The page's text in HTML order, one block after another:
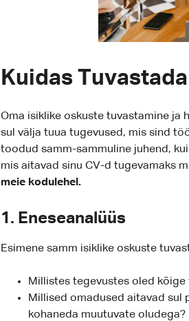
Kuidas
Oma isiklike oskuste tuvastamine ja
sul välja tuua tugevused, mis sind
toodud samm-sammuline juhend,
mis aitavad sinu CV-d tugevamaks
meie kodulehel.
1. Eneseanalüüs
Esimene samm isiklike oskuste
Millistes tegevustes oled kõige
Millised omadused aitavad sul
kohaneda muutuvate oludega?